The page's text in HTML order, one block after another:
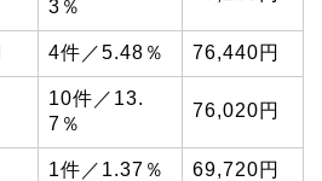
3％
4件／5.48％ 76,440円
10件／13.
7％
76,020円
1件／1.37％ 69,720円